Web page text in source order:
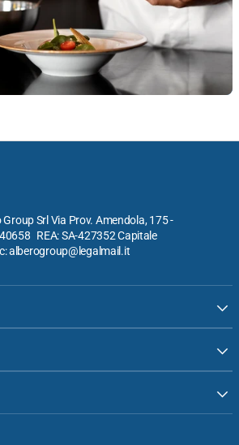
Srl Via Prov. Amendola, 175 -
REA: SA-427352 Capitale
alberogroup@legalmail.it